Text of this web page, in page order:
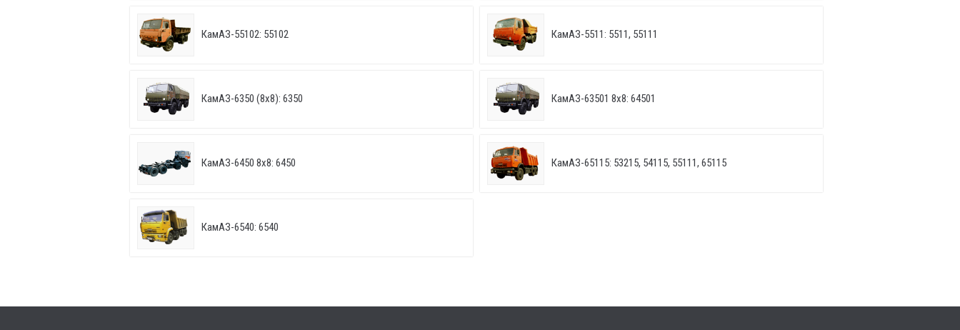
КамАЗ-55102: 55102 КамАЗ-5511: 5511, 55111
КамАЗ-6350 (8х8): 6350 КамАЗ-63501 8х8: 64501
КамАЗ-6450 8х8: 6450 КамАЗ-65115: 53215, 54115, 55111, 65115
КамАЗ-6540: 6540